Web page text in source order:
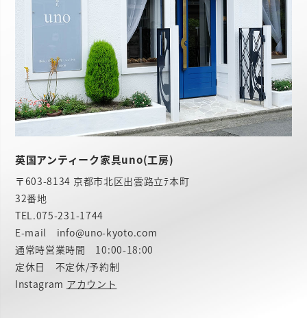
英国アンティーク家具uno(工房)
〒603-8134 京都市北区出雲路立ﾃ本町
32番地
TEL.075-231-1744
E-mail info@uno-kyoto.com
通常時営業時間 10:00-18:00
定休日 不定休/予約制
Instagram アカウント